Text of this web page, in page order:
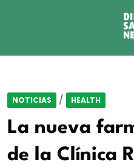
NOTICIAS / HEALTH
La nueva
de la Clínica